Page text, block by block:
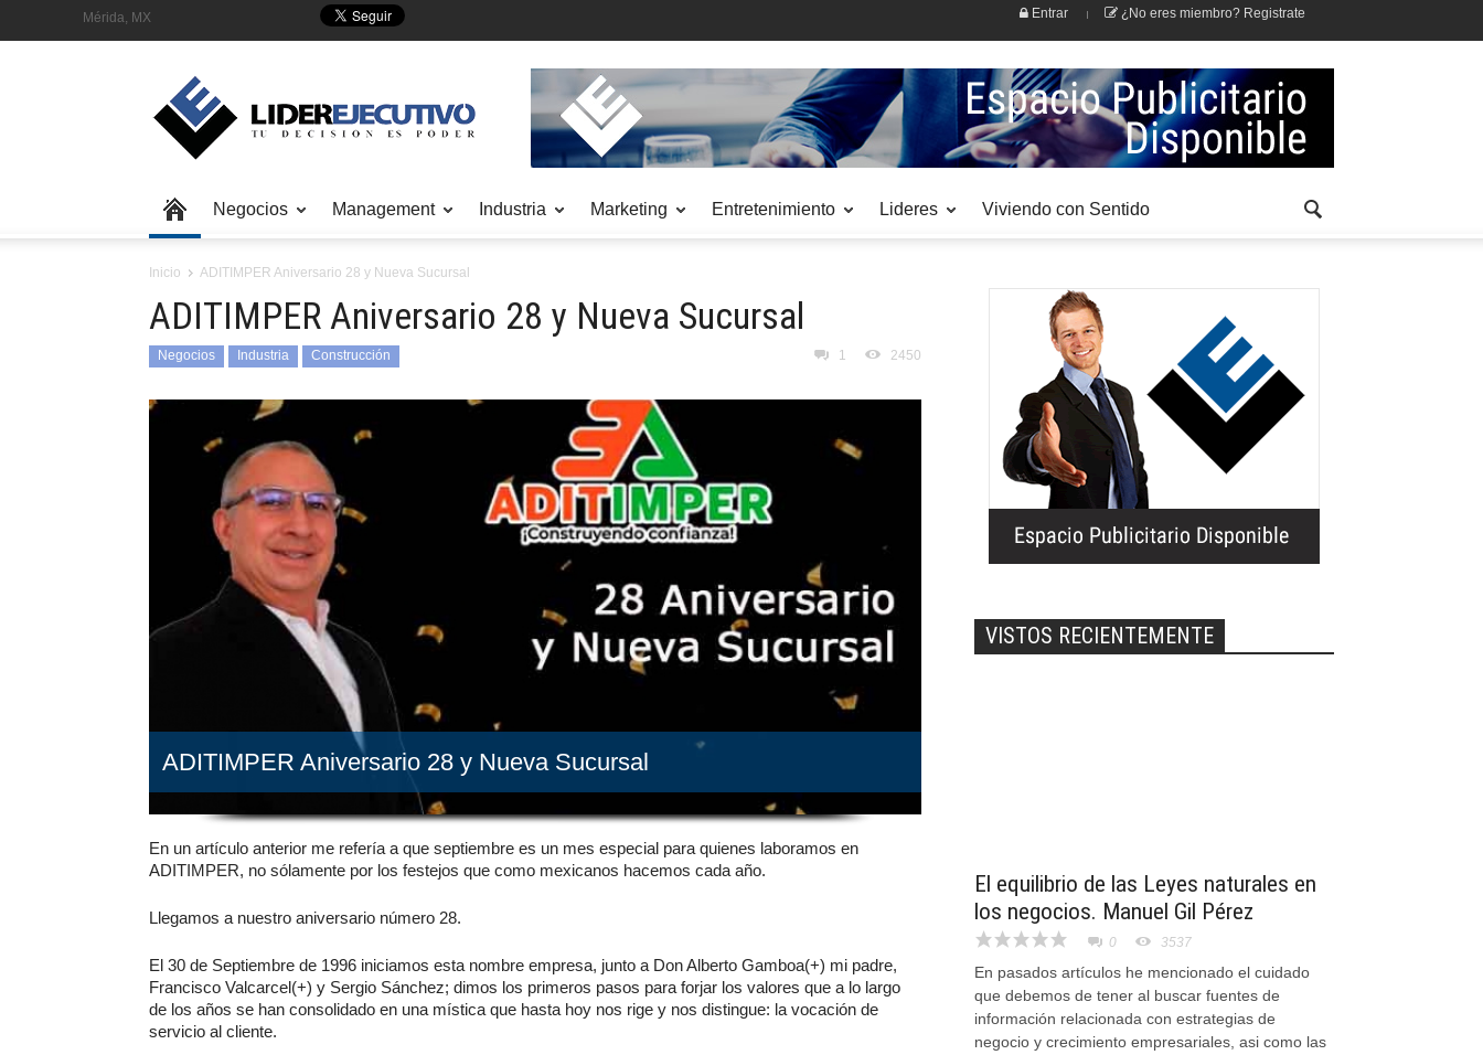
Mérida, MX Entrar ¿No eres miembro? Registrate
Negocios Management Industria Marketing Entretenimiento Lideres Viviendo con Sentido
Inicio ADITIMPER Aniversario 28 y Nueva Sucursal
ADITIMPER Aniversario 28 y Nueva Sucursal
Negocios Industria Construcción 1 2450
ADITIMPER Aniversario 28 y Nueva Sucursal
En un artículo anterior me refería a que septiembre es un mes especial para quienes laboramos en
ADITIMPER, no sólamente por los festejos que como mexicanos hacemos cada año.
Llegamos a nuestro aniversario número 28.
El 30 de Septiembre de 1996 iniciamos esta nombre empresa, junto a Don Alberto Gamboa(+) mi padre,
Francisco Valcarcel(+) y Sergio Sánchez; dimos los primeros pasos para forjar los valores que a lo largo
de los años se han consolidado en una mística que hasta hoy nos rige y nos distingue: la vocación de
servicio al cliente.
VISTOS RECIENTEMENTE
El equilibrio de las Leyes naturales en
los negocios. Manuel Gil Pérez
0 3537
En pasados artículos he mencionado el cuidado
que debemos de tener al buscar fuentes de
información relacionada con estrategias de
negocio y crecimiento empresariales, asi como las